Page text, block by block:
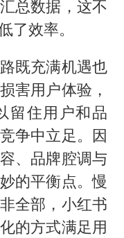
总数据，这不
了效率。
既充满机遇也
害用户体验，
留住用户和品
争中立足。因
、品牌腔调与
的平衡点。慢
全部，小红书
的方式满足用